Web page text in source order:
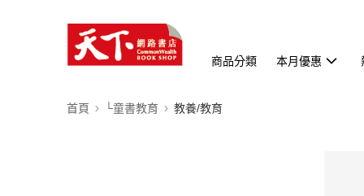
商品分類 本月優惠
首頁 └童書教育 教養/教育